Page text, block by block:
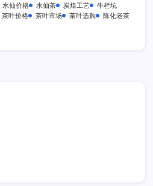
水仙价格 水仙茶 炭焙工艺
牛栏坑
茶叶价格 茶叶市场 茶叶选购
陈化老茶